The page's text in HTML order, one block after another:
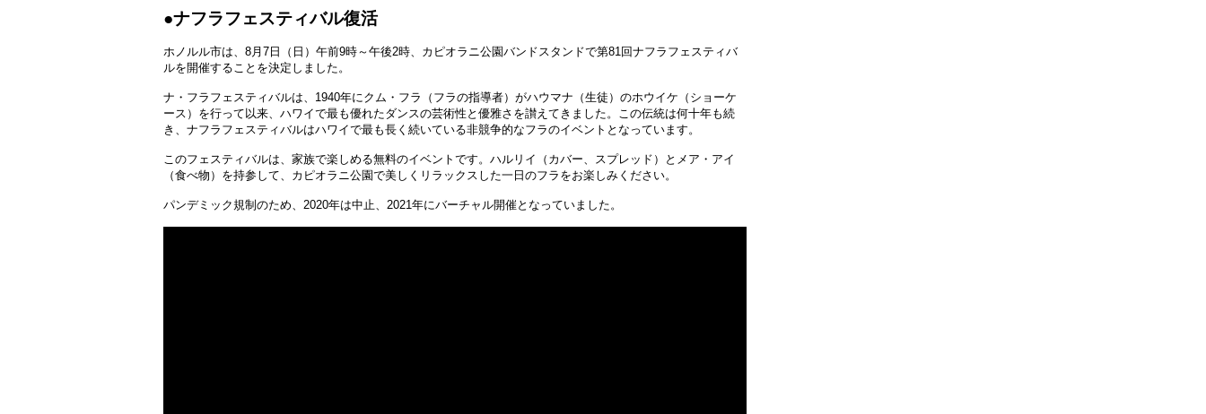
●ナフラフェスティバル復活
ホノルル市は、8月7日（日）午前9時～午後2時、カピオラニ公園バンドスタンドで第81回ナフラフェスティバ
ルを開催することを決定しました。
ナ・フラフェスティバルは、1940年にクム・フラ（フラの指導者）がハウマナ（生徒）のホウイケ（ショーケ
ース）を行って以来、ハワイで最も優れたダンスの芸術性と優雅さを讃えてきました。この伝統は何十年も続
き、ナフラフェスティバルはハワイで最も長く続いている非競争的なフラのイベントとなっています。
このフェスティバルは、家族で楽しめる無料のイベントです。ハルリイ（カバー、スプレッド）とメア・アイ
（食べ物）を持参して、カピオラニ公園で美しくリラックスした一日のフラをお楽しみください。
パンデミック規制のため、2020年は中止、2021年にバーチャル開催となっていました。